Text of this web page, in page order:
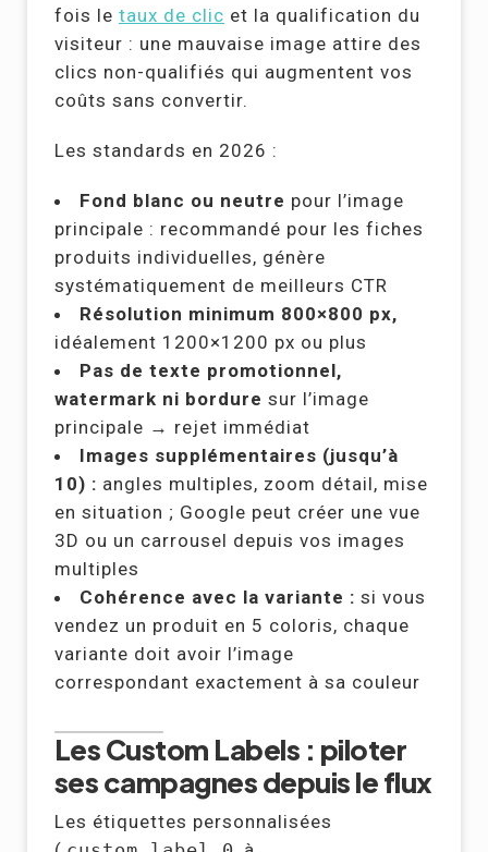
fois le taux de clic et la qualification du
visiteur : une mauvaise image attire des
clics non-qualifiés qui augmentent vos
coûts sans convertir.
Les standards en 2026 :
Fond blanc ou neutre pour l’image
principale : recommandé pour les fiches
produits individuelles, génère
systématiquement de meilleurs CTR
Résolution minimum 800×800 px,
idéalement 1200×1200 px ou plus
Pas de texte promotionnel,
watermark ni bordure sur l’image
principale → rejet immédiat
Images supplémentaires (jusqu’à
10) : angles multiples, zoom détail, mise
en situation ; Google peut créer une vue
3D ou un carrousel depuis vos images
multiples
Cohérence avec la variante : si vous
vendez un produit en 5 coloris, chaque
variante doit avoir l’image
correspondant exactement à sa couleur
Les Custom Labels : piloter
ses campagnes depuis le flux
Les étiquettes personnalisées